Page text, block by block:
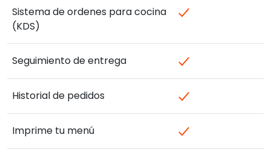
Sistema de ordenes para cocina
(KDS)
Seguimiento de entrega
Historial de pedidos
Imprime tu menú